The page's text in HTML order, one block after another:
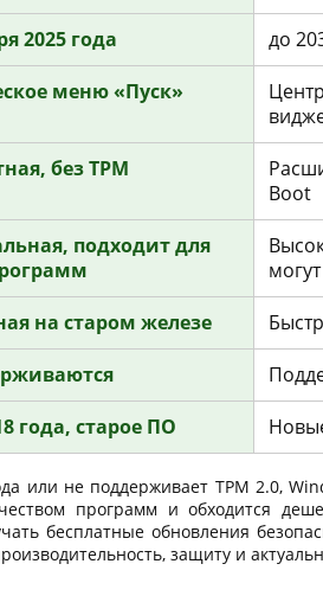
2025 года
до
меню «Пуск»
без TPM
Boot
подходит для
на старом железе
года, старое ПО
или не поддерживает TPM 2.0,
программ и обходится
бесплатные обновления
защиту и